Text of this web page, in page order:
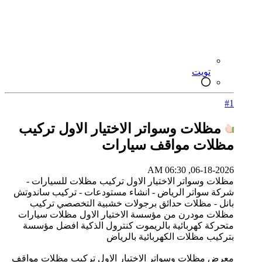
تويت
#1
مظلات وسواتر الاختيار الاول تركيب
مظلات مواقف سيارات
06-18-2026, 06:30 AM
مظلات وسواتر الاختيار الاول تركيب مظلات للسيارات -
شركة سواتر الرياض - انشاء مستودعات - تركيب ساندوتش
بانل - مظلات حدائق برجولات خشبية التخصصي تركيب
مظلات مودرن من مؤسسة الاختيار الاول مظلات سيارات
متحركة كهربائية بالريموت كنترول الذكية افضل مؤسسة
بتركيب مظلات الكهربائية بالرياض
معرض مظلات وسواتر الاختيار الاول تركيب مظلات مواقف